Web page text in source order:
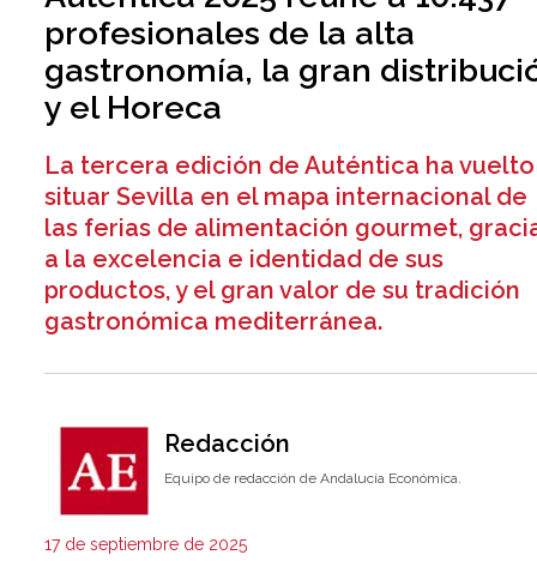
profesionales de la alta
gastronomía, la gran
y el Horeca
La tercera edición de Auténtica ha
situar Sevilla en el mapa internacional de
las ferias de alimentación gourmet,
a la excelencia e identidad de sus
productos, y el gran valor de su tradición
gastronómica mediterránea.
Redacción
Equipo de redacción de Andalucía Económica.
17 de septiembre de 2025